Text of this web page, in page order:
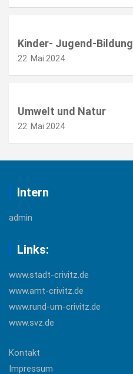
Kinder- Jugend-Bildung
22. Mai 2024
Umwelt und Natur
22. Mai 2024
Intern
admin
Links:
www.stadt-crivitz.de
www.amt-crivitz.de
www.rund-um-crivitz.de
www.svz.de
Kontakt
Impressum